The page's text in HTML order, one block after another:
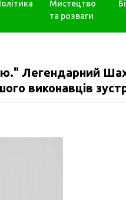
Мистецтво
та розваги
Легендарний
виконавців